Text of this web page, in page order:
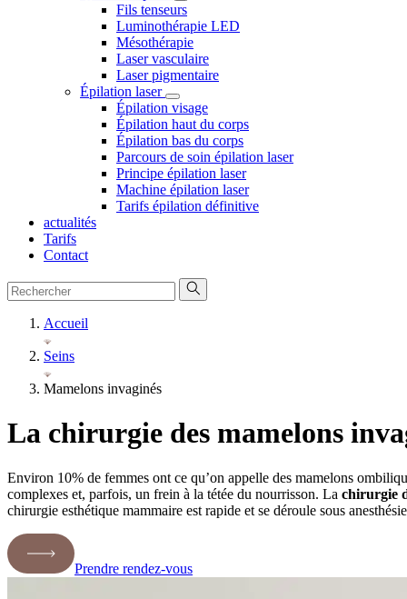
Fils tenseurs
Luminothérapie LED
Mésothérapie
Laser vasculaire
Laser pigmentaire
Épilation laser
Épilation visage
Épilation haut du corps
Épilation bas du corps
Parcours de soin épilation laser
Principe épilation laser
Machine épilation laser
Tarifs épilation définitive
actualités
Tarifs
Contact
Accueil
Seins
Mamelons invaginés
La chirurgie des mamelons
Environ 10% de femmes ont ce qu’on appelle des mamelons
complexes et, parfois, un frein à la tétée du nourrisson. La chirurgie
chirurgie esthétique mammaire est rapide et se déroule sous
Prendre rendez-vous